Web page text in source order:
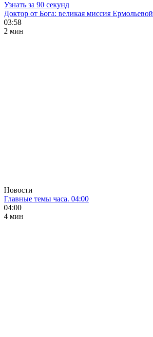
Узнать за 90 секунд
Доктор от Бога: великая миссия Ермольевой
03:58
2 мин
Новости
Главные темы часа. 04:00
04:00
4 мин